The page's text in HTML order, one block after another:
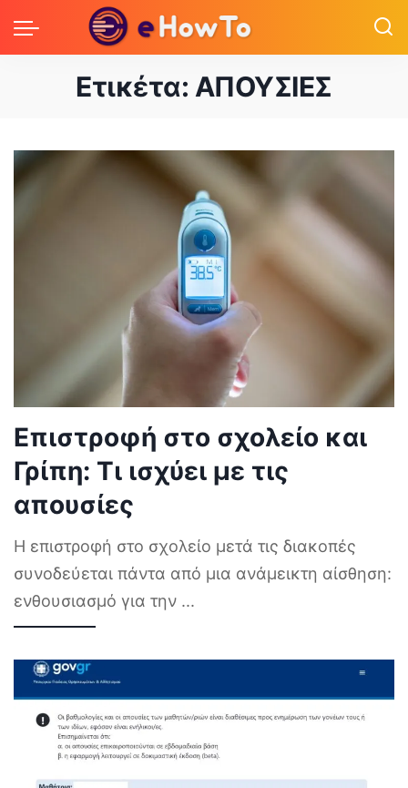
Ετικέτα: ΑΠΟΥΣΙΕΣ
Επιστροφή στο σχολείο και
Γρίπη: Τι ισχύει με τις
απουσίες
Η επιστροφή στο σχολείο μετά τις διακοπές
συνοδεύεται πάντα από μια ανάμεικτη αίσθηση:
ενθουσιασμό για την ...